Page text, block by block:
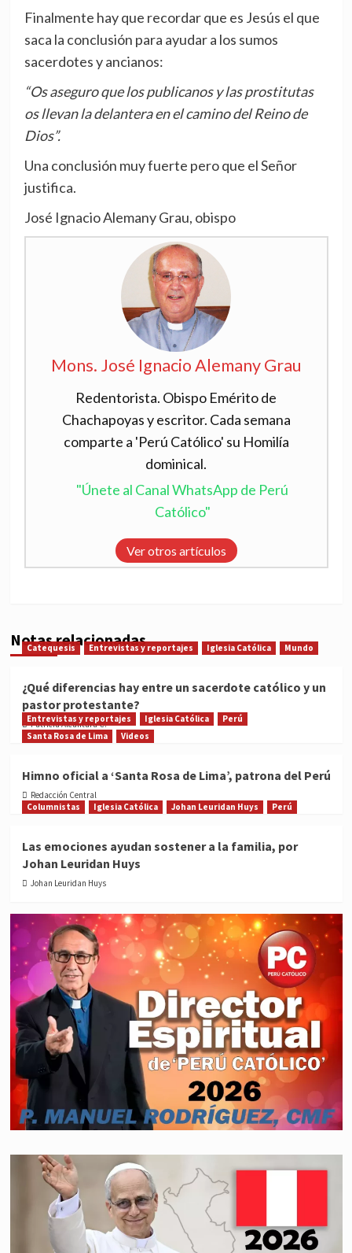
Finalmente hay que recordar que es Jesús el que
saca la conclusión para ayudar a los sumos
sacerdotes y ancianos:
“Os aseguro que los publicanos y las prostitutas
os llevan la delantera en el camino del Reino de
Dios”.
Una conclusión muy fuerte pero que el Señor
justifica.
José Ignacio Alemany Grau, obispo
Mons. José Ignacio Alemany Grau
Redentorista. Obispo Emérito de
Chachapoyas y escritor. Cada semana
comparte a 'Perú Católico' su Homilía
dominical.
"Únete al Canal WhatsApp de Perú
Católico"
Ver otros artículos
Notas relacionadas
Catequesis Entrevistas y reportajes Iglesia Católica Mundo
¿Qué diferencias hay entre un sacerdote católico y un
pastor protestante?
Patricia Alcántara C.
Entrevistas y reportajes Iglesia Católica
Perú
Santa Rosa de Lima
Videos
Himno oficial a ‘Santa Rosa de Lima’, patrona del Perú
Redacción Central
Columnistas
Iglesia Católica Johan Leuridan Huys Perú
Las emociones ayudan sostener a la familia, por
Johan Leuridan Huys
Johan Leuridan Huys